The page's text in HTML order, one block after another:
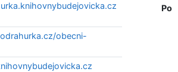
obecni-
Po